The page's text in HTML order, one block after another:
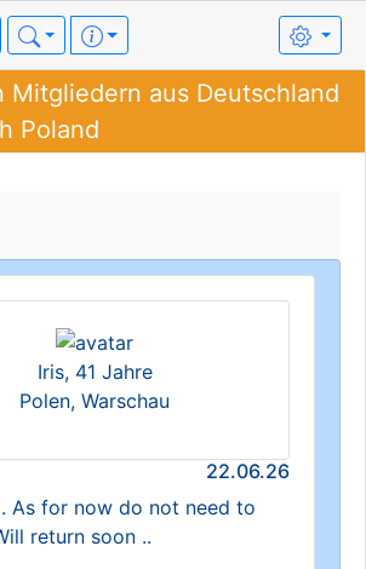
Mitgliedern aus Deutschland
Poland
Iris, 41 Jahre
Polen, Warschau
22.06.26
As for now do not need to
return soon ..